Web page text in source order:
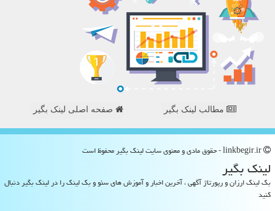
مطالب لینک بگیر صفحه اصلی لینک بگیر
لینك بگیر
بک لینک ارزان و رپورتاژ آگهی ، آخرین اخبار و آموزش های سئو و بک لینک را در لینک بگیر دنبال
کنید